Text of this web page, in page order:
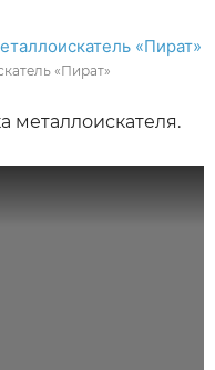
«Пират»
металлоискателя.